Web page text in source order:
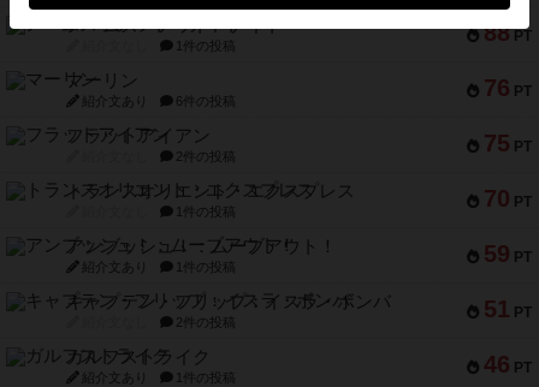
88 PT
ノームズ・アット・ナイト
1件の投稿
76 PT
マーリン
紹介文あり 6件の投稿
75 PT
フラットアイアン
2件の投稿
70 PT
トランスオリエント・エクスプレス
1件の投稿
59 PT
アンブッシュ！：ムーブアウト！
紹介文あり 1件の投稿
51 PT
キャプテン・フリップ：イスラ・ボンバ
2件の投稿
46 PT
ガルフストライク
紹介文あり 1件の投稿